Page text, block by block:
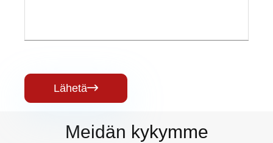
Lähetä
Meidän kykymme